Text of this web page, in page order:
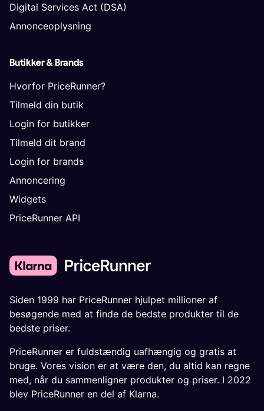
Digital Services Act (DSA)
Annonceoplysning
Butikker & Brands
Hvorfor PriceRunner?
Tilmeld din butik
Login for butikker
Tilmeld dit brand
Login for brands
Annoncering
Widgets
PriceRunner API
Siden 1999 har PriceRunner hjulpet millioner af
besøgende med at finde de bedste produkter til de
bedste priser.
PriceRunner er fuldstændig uafhængig og gratis at
bruge. Vores vision er at være den, du altid kan regne
med, når du sammenligner produkter og priser. I 2022
blev PriceRunner en del af Klarna.